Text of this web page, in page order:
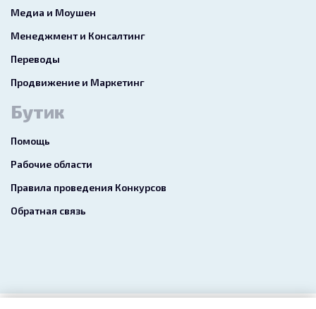
Медиа и Моушен
Менеджмент и Консалтинг
Переводы
Продвижение и Маркетинг
Бутик
Помощь
Рабочие области
Правила проведения Конкурсов
Обратная связь